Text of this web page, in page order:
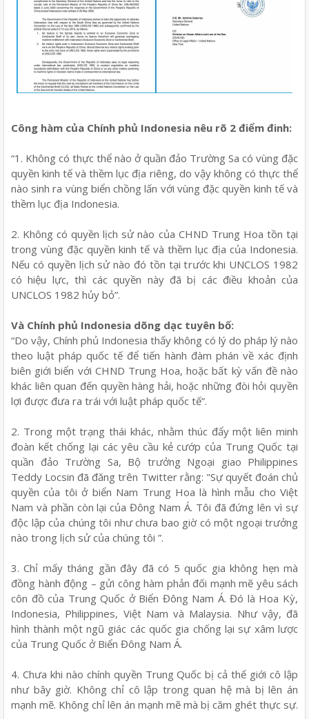
Công hàm của Chính phủ Indonesia nêu rõ 2 điểm đinh:
“1. Không có thực thể nào ở quần đảo Trường Sa có vùng đặc
quyền kinh tế và thềm lục địa riêng, do vậy không có thực thể
nào sinh ra vùng biển chồng lấn với vùng đặc quyền kinh tế và
thềm lục địa Indonesia.
2. Không có quyền lịch sử nào của CHND Trung Hoa tồn tại
trong vùng đặc quyền kinh tế và thềm lục địa của Indonesia.
Nếu có quyền lịch sử nào đó tồn tại trước khi UNCLOS 1982
có hiệu lực, thì các quyền này đã bị các điều khoản của
UNCLOS 1982 hủy bỏ”.
Và Chính phủ Indonesia dõng dạc tuyên bố:
“Do vậy, Chính phủ Indonesia thấy không có lý do pháp lý nào
theo luật pháp quốc tế để tiến hành đàm phán về xác định
biên giới biển với CHND Trung Hoa, hoặc bất kỳ vấn đề nào
khác liên quan đến quyền hàng hải, hoặc những đòi hỏi quyền
lợi được đưa ra trái với luật pháp quốc tế”.
2. Trong một trạng thái khác, nhằm thúc đẩy một liên minh
đoàn kết chống lại các yêu cầu kẻ cướp của Trung Quốc tại
quần đảo Trường Sa, Bộ trưởng Ngoại giao Philippines
Teddy Locsin đã đăng trên Twitter rằng: "Sự quyết đoán chủ
quyền của tôi ở biển Nam Trung Hoa là hình mẫu cho Việt
Nam và phần còn lại của Đông Nam Á. Tôi đã đứng lên vì sự
độc lập của chúng tôi như chưa bao giờ có một ngoại trưởng
nào trong lịch sử của chúng tôi ”.
3. Chỉ mấy tháng gần đây đã có 5 quốc gia không hẹn mà
đồng hành động – gửi công hàm phản đối mạnh mẽ yêu sách
côn đồ của Trung Quốc ở Biển Đông Nam Á. Đó là Hoa Kỳ,
Indonesia, Philippines, Việt Nam và Malaysia. Như vậy, đã
hình thành một ngũ giác các quốc gia chống lại sự xâm lược
của Trung Quốc ở Biển Đông Nam Á.
4. Chưa khi nào chính quyền Trung Quốc bị cả thế giới cô lập
như bây giờ. Không chỉ cô lập trong quan hệ mà bị lên án
mạnh mẽ. Không chỉ lên án mạnh mẽ mà bị căm ghét thực sự.